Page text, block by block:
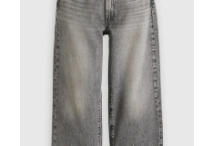
Baggy